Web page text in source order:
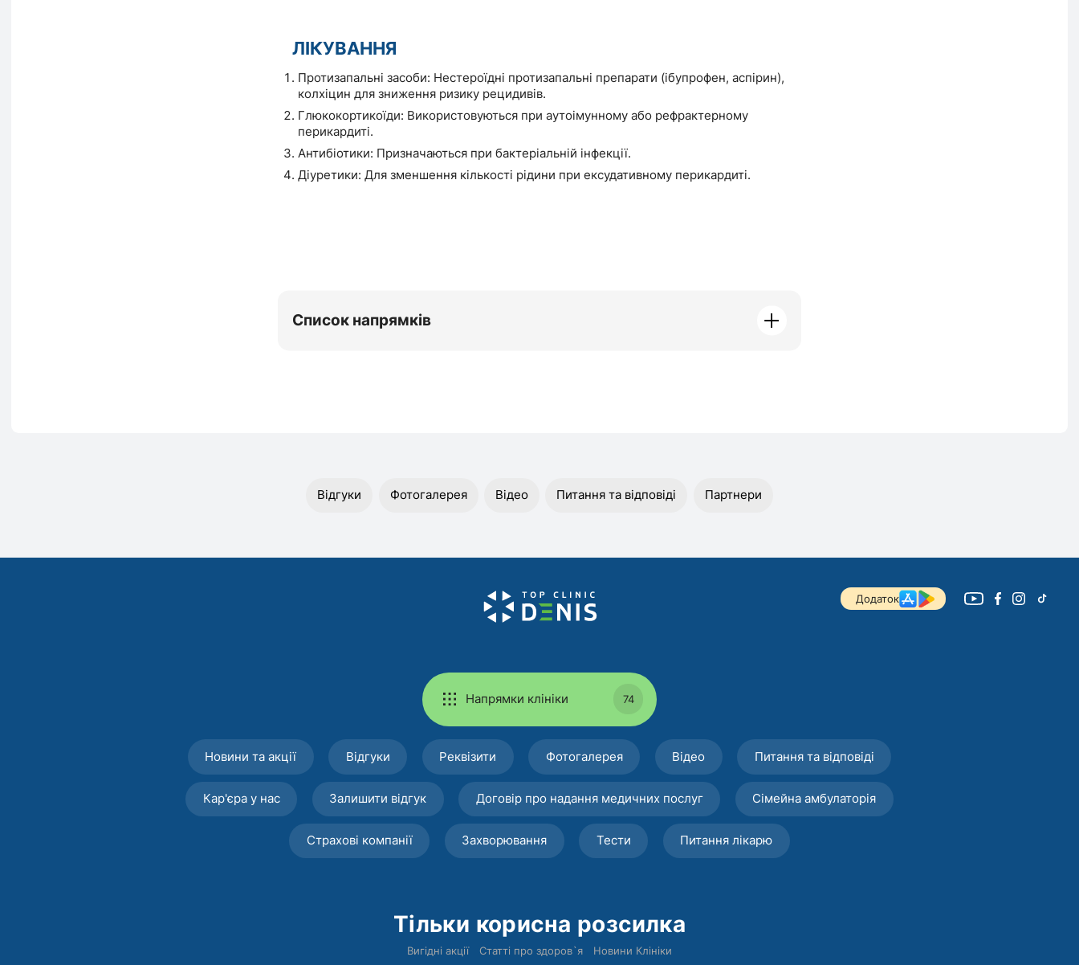
ЛІКУВАННЯ
Протизапальні засоби: Нестероїдні протизапальні препарати (ібупрофен, аспірин),
колхіцин для зниження ризику рецидивів.
Глюкокортикоїди: Використовуються при аутоімунному або рефрактерному
перикардиті.
Антибіотики: Призначаються при бактеріальній інфекції.
Діуретики: Для зменшення кількості рідини при ексудативному перикардиті.
Список напрямків
Відгуки Фотогалерея Відео Питання та відповіді Партнери
Додаток
Напрямки клініки 74
Новини та акції Відгуки Реквізити Фотогалерея Відео Питання та відповіді
Кар'єра у нас Залишити відгук Договір про надання медичних послуг Сімейна амбулаторія
Страхові компанії Захворювання Тести Питання лікарю
Тільки корисна розсилка
Вигідні акції Статті про здоров`я Новини Клініки